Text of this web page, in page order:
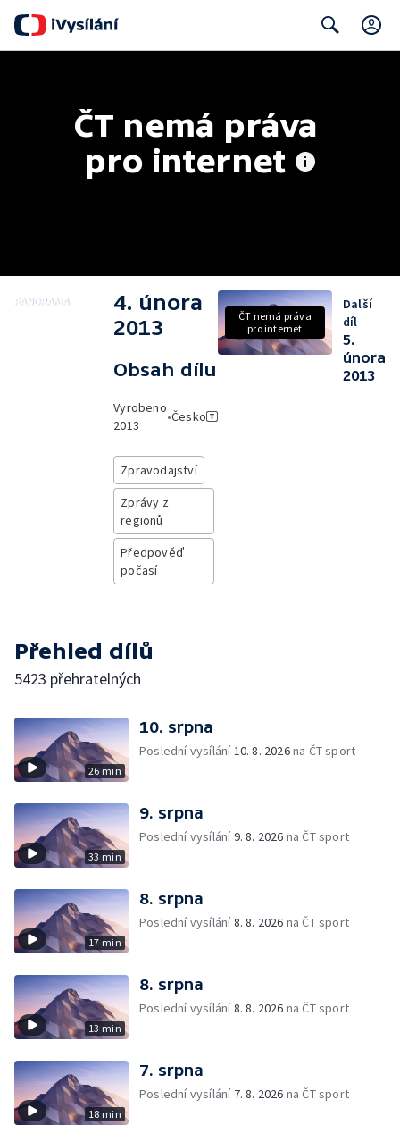
ČT nemá práva
pro internet
4. února
2013
Obsah dílu
Vyrobeno
2013
•Česko
Zpravodajství
Zprávy z
regionů
Předpověď
počasí
ČT nemá práva
pro internet
Další
díl
5.
února
2013
Přehled dílů
5423 přehratelných
26 min
10. srpna
Poslední vysílání10. 8. 2026na ČT sport
33 min
9. srpna
Poslední vysílání9. 8. 2026 na ČT sport
17 min
8. srpna
Poslední vysílání8. 8. 2026 na ČT sport
13 min
8. srpna
Poslední vysílání8. 8. 2026 na ČT sport
18 min
7. srpna
Poslední vysílání 7. 8. 2026 na ČT sport